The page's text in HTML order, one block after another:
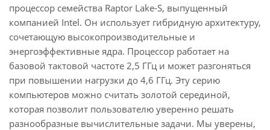
процессор семейства Raptor Lake-S, выпущенный
компанией Intel. Он использует гибридную архитектуру,
сочетающую высокопроизводительные и
энергоэффективные ядра. Процессор работает на
базовой тактовой частоте 2,5 ГГц и может разгоняться
при повышении нагрузки до 4,6 ГГц. Эту серию
компьютеров можно считать золотой серединой,
которая позволит пользователю уверенно решать
разнообразные вычислительные задачи. Мы уверены,